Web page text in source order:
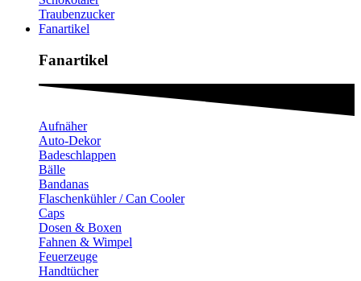
Traubenzucker
Fanartikel
Fanartikel​
Aufnäher
Auto-Dekor
Badeschlappen
Bälle
Bandanas
Flaschenkühler / Can Cooler
Caps
Dosen & Boxen
Fahnen & Wimpel
Feuerzeuge
Handtücher